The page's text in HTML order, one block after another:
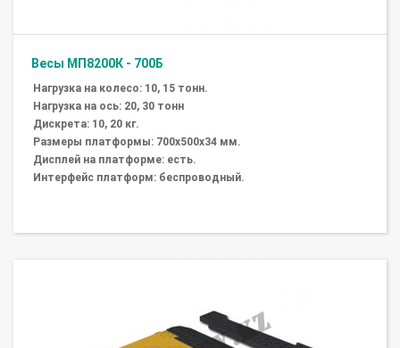
Весы МП8200К - 700Б
Нагрузка на колесо: 10, 15 тонн.
Нагрузка на ось: 20, 30 тонн
Дискрета: 10, 20 кг.
Размеры платформы: 700х500х34 мм.
Дисплей на платформе: есть.
Интерфейс платформ: беспроводный.